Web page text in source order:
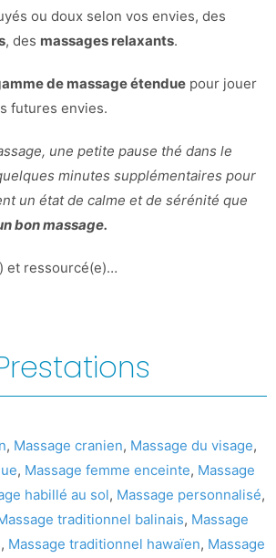
ou doux selon vos envies, des
, des massages relaxants.
de massage étendue pour jouer
futures envies.
une petite pause thé dans le
minutes supplémentaires pour
un état de calme et de sérénité que
bon massage.
et ressourcé(e)…
, Massage cranien, Massage du visage,
, Massage femme enceinte, Massage
habillé au sol, Massage personnalisé,
traditionnel balinais, Massage
, Massage traditionnel hawaïen, Massage